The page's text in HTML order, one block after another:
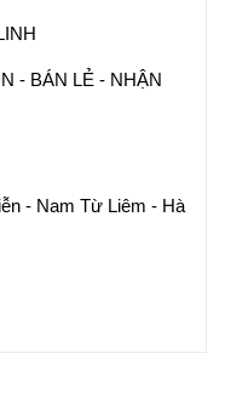
- BÁN LẺ - NHẬN
- Nam Từ Liêm - Hà